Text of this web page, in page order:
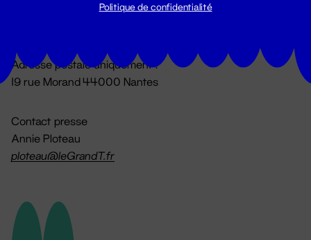
Du lundi au vendredi 14h → 18h
Adresse postale uniquement :
19 rue Morand 44000 Nantes
Contact presse
Annie Ploteau
ploteau@leGrandT.fr
Politique de confidentialité